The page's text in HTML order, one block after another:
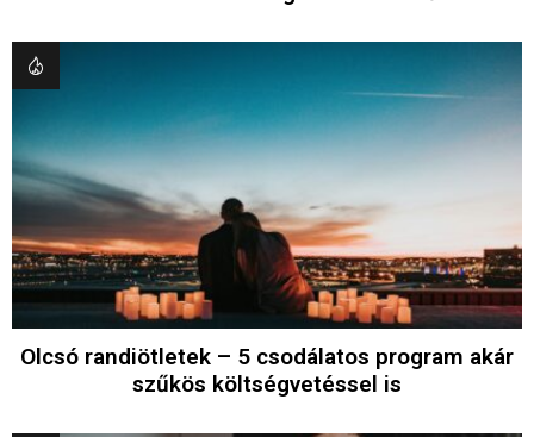
Olcsó randiötletek – 5 csodálatos program akár
szűkös költségvetéssel is